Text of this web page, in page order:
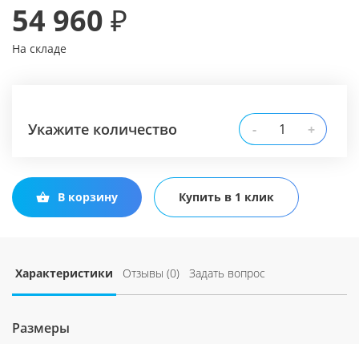
54 960 ₽
На складе
Укажите количество - +
В корзину Купить в 1 клик
Характеристики Отзывы (0) Задать вопрос
Размеры